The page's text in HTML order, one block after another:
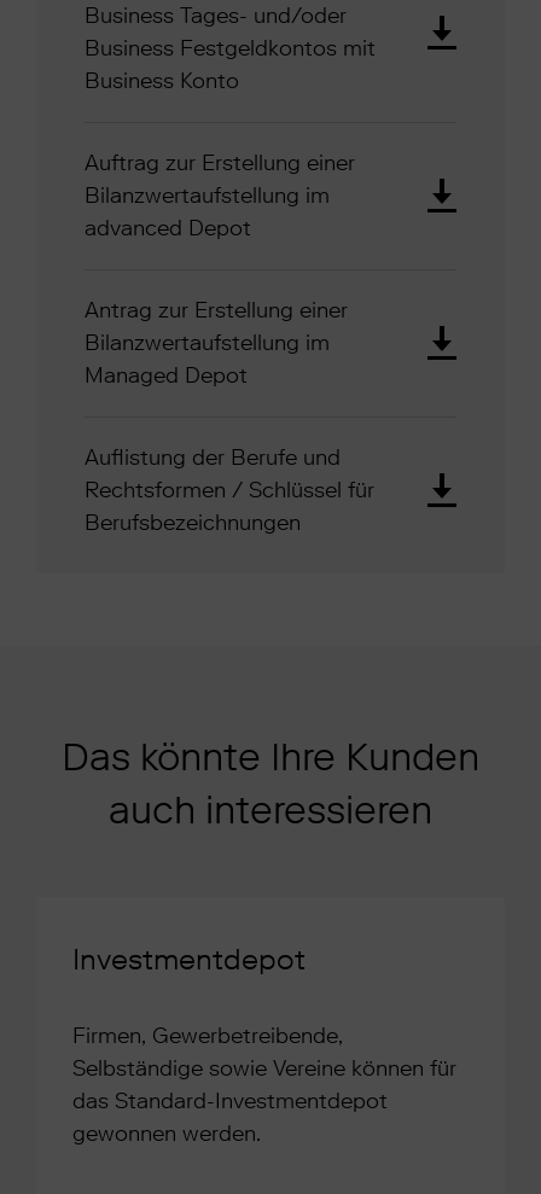
Business Tages- und/oder
Business Festgeldkontos mit
Business Konto
Auftrag zur Erstellung einer
Bilanzwertaufstellung im
advanced Depot
Antrag zur Erstellung einer
Bilanzwertaufstellung im
Managed Depot
Auflistung der Berufe und
Rechtsformen / Schlüssel für
Berufsbezeichnungen
Das könnte Ihre Kunden
auch interessieren
Investmentdepot
Firmen, Gewerbetreibende,
Selbständige sowie Vereine können für
das Standard-Investmentdepot
gewonnen werden.